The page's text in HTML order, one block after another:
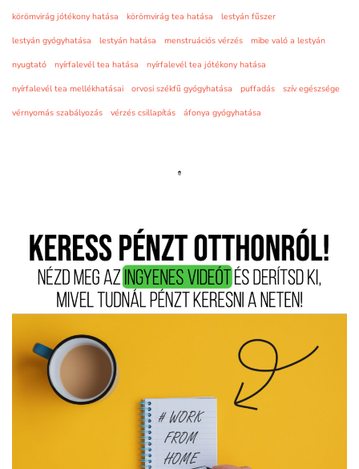
körömvirág jótékony hatása
körömvirág tea hatása
lestyán fűszer
lestyán gyógyhatása
lestyán hatása menstruációs vérzés
mibe való a lestyán
nyugtató
nyírfalevél tea hatása
nyírfalevél tea jótékony hatása
nyírfalevél tea mellékhatásai
orvosi székfű gyógyhatása puffadás
szív egészsége
vérnyomás szabályozás
vérzés csillapítás áfonya gyógyhatása